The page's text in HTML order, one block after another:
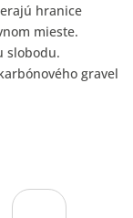
hranice
mieste.
slobodu.
gravel